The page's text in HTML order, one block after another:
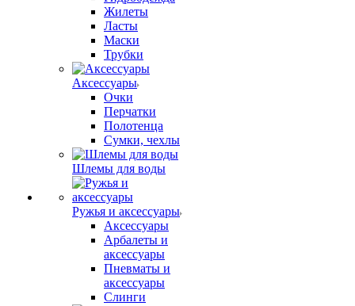
Жилеты
Ласты
Маски
Трубки
Аксессуары
Очки
Перчатки
Полотенца
Сумки, чехлы
Шлемы для воды
Ружья и аксессуары
Аксессуары
Арбалеты и
аксессуары
Пневматы и
аксессуары
Слинги